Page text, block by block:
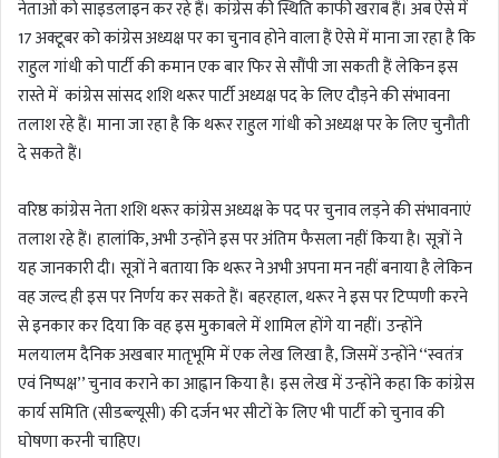
l
नेताओं को साइडलाइन कर रहे हैं। कांग्रेस की स्थिति काफी खराब हैं। अब ऐसे में
17 अक्टूबर को कांग्रेस अध्यक्ष पर का चुनाव होने वाला हैं ऐसे में माना जा रहा है कि
राहुल गांधी को पार्टी की कमान एक बार फिर से सौंपी जा सकती हैं लेकिन इस
रास्ते में कांग्रेस सांसद शशि थरूर पार्टी अध्यक्ष पद के लिए दौड़ने की संभावना
तलाश रहे हैं। माना जा रहा है कि थरूर राहुल गांधी को अध्यक्ष पर के लिए चुनौती
दे सकते हैं।
वरिष्ठ कांग्रेस नेता शशि थरूर कांग्रेस अध्यक्ष के पद पर चुनाव लड़ने की संभावनाएं
तलाश रहे हैं। हालांकि, अभी उन्होंने इस पर अंतिम फैसला नहीं किया है। सूत्रों ने
यह जानकारी दी। सूत्रों ने बताया कि थरूर ने अभी अपना मन नहीं बनाया है लेकिन
वह जल्द ही इस पर निर्णय कर सकते हैं। बहरहाल, थरूर ने इस पर टिप्पणी करने
से इनकार कर दिया कि वह इस मुकाबले में शामिल होंगे या नहीं। उन्होंने
मलयालम दैनिक अखबार मातृभूमि में एक लेख लिखा है, जिसमें उन्होंने ‘‘स्वतंत्र
एवं निष्पक्ष’’ चुनाव कराने का आह्वान किया है। इस लेख में उन्होंने कहा कि कांग्रेस
कार्य समिति (सीडब्ल्यूसी) की दर्जन भर सीटों के लिए भी पार्टी को चुनाव की
घोषणा करनी चाहिए।